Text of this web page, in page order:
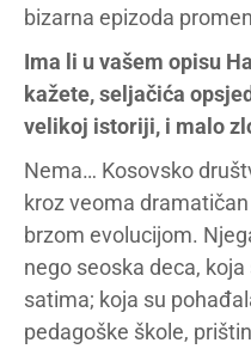
bizarna epizoda
Ima li u vašem opisu
kažete, seljačića
velikoj istoriji, i malo
Nema… Kosovsko
kroz veoma
brzom evolucijom.
nego seoska deca,
satima; koja su
pedagoške škole,